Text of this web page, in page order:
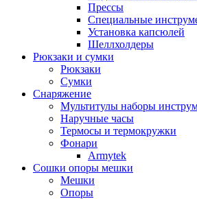
Прессы
Специальные
Установка капсюлей
Шеллхолдеры
Рюкзаки и сумки
Рюкзаки
Сумки
Снаряжение
Мультитулы наборы
Наручные часы
Термосы и термокружки
Фонари
Armytek
Сошки опоры мешки
Мешки
Опоры